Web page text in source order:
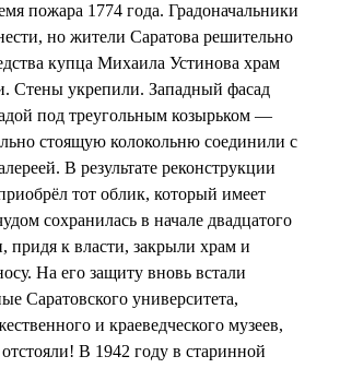
пожара 1774 года. Градоначальники
но жители Саратова решительно
купца Михаила Устинова храм
Стены укрепили. Западный фасад
под треугольным козырьком —
стоящую колокольню соединили с
В результате реконструкции
тот облик, который имеет
сохранилась в начале двадцатого
придя к власти, закрыли храм и
На его защиту вновь встали
Саратовского университета,
и краеведческого музеев,
В 1942 году в старинной